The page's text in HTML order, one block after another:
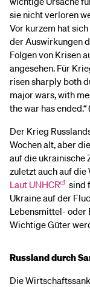
sie nicht verloren
Vor kurzem hat
der Auswirkungen
Folgen von Krisen
angesehen. Für
risen sharply both
major wars, with
the war has ended.“
Der Krieg
Wochen alt, aber
auf die ukrainische
zuletzt auch auf
Laut UNHCR
sind
Ukraine auf der
Lebensmittel- oder
Wichtige Güter
Russland durch
Die